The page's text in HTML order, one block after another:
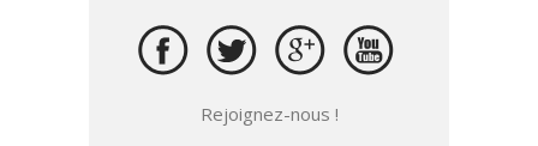
Rejoignez-nous !